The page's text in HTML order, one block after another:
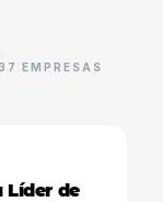
EMPRESAS
Líder de